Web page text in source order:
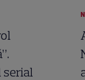
serial